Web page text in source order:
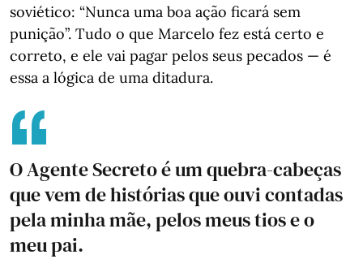
soviético: “Nunca uma boa ação ficará sem
punição”. Tudo o que Marcelo fez está certo e
correto, e ele vai pagar pelos seus pecados — é
essa a lógica de uma ditadura.
O Agente Secreto é um quebra-cabeças
que vem de histórias que ouvi contadas
pela minha mãe, pelos meus tios e o
meu pai.